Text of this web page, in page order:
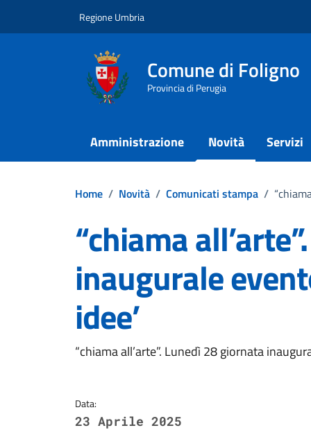
Regione Umbria
Comune di Foligno
Provincia di Perugia
Amministrazione Novità Servizi
Home / Novità / Comunicati stampa /
“chiama
inaugurale
idee’
Dettagli della
“chiama all’arte”. Lunedì 28 giornata
Data:
23 Aprile 2025